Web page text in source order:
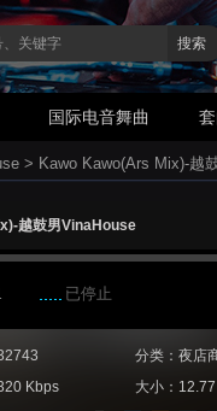
搜索
国际电音舞曲
> Kawo Kawo(Ars Mix)-越
越鼓男VinaHouse
已停止
分类：夜店
Kbps
大小：